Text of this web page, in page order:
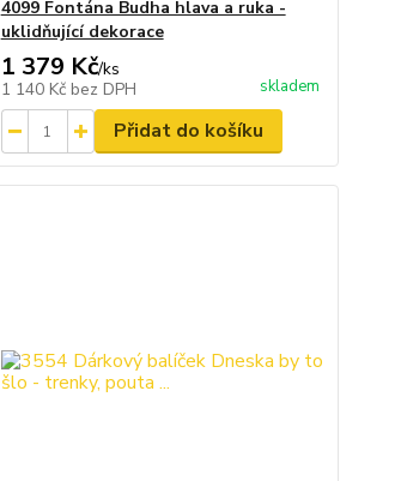
4099 Fontána Budha hlava a ruka -
uklidňující dekorace
1 379 Kč/ks
1 140 Kč bez DPH skladem
Přidat do košíku